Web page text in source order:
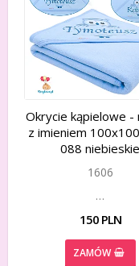
Okrycie kąpielowe -
z imieniem
088 niebieskie
1606
…
150 PLN
ZAMÓW